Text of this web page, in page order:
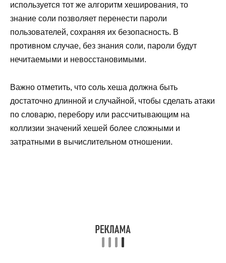
используется тот же алгоритм хеширования, то
знание соли позволяет перенести пароли
пользователей, сохраняя их безопасность. В
противном случае, без знания соли, пароли будут
нечитаемыми и невосстановимыми.
Важно отметить, что соль хеша должна быть
достаточно длинной и случайной, чтобы сделать атаки
по словарю, перебору или рассчитывающим на
коллизии значений хешей более сложными и
затратными в вычислительном отношении.